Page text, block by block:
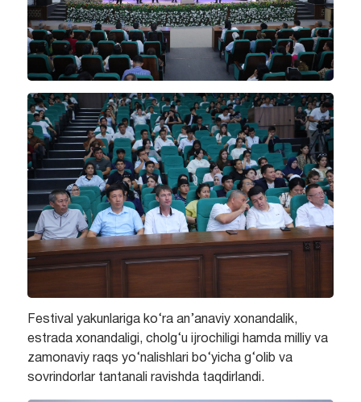
Festival yakunlariga ko‘ra an’anaviy xonandalik,
estrada xonandaligi, cholg‘u ijrochiligi hamda milliy va
zamonaviy raqs yo‘nalishlari bo‘yicha g‘olib va
sovrindorlar tantanali ravishda taqdirlandi.